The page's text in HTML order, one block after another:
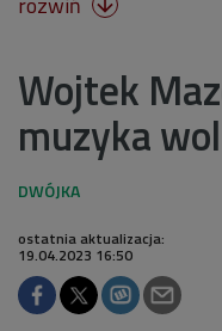

Wojtek
muzyka
ostatnia aktualizacja:
19.04.2023 16:50